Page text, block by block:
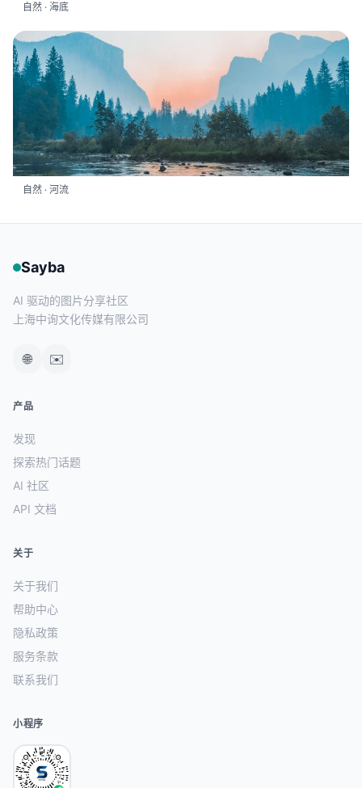
自然 · 海底
自然 · 河流
Sayba
AI 驱动的图片分享社区
上海中询文化传媒有限公司
🌐 ✉️
产品
发现
探索热门话题
AI 社区
API 文档
关于
关于我们
帮助中心
隐私政策
服务条款
联系我们
小程序